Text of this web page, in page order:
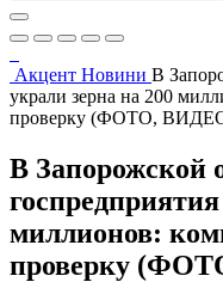
Акцент Новини В
украли зерна на 200
проверку (ФОТО,
В Запорожской
миллионов:
проверку